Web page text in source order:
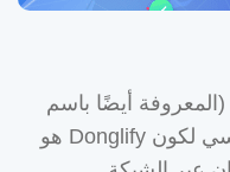
أيضًا باسم
Multi-connect) هي السبب الرئيسي لكون Donglify هو